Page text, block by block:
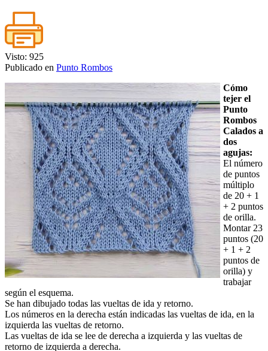
Visto: 925
Publicado en Punto Rombos
Cómo
tejer el
Punto
Rombos
Calados a
dos
agujas:
El número
de puntos
múltiplo
de 20 + 1
+ 2 puntos
de orilla.
Montar 23
puntos (20
+ 1 + 2
puntos de
orilla) y
trabajar
según el esquema.
Se han dibujado todas las vueltas de ida y retorno.
Los números en la derecha están indicadas las vueltas de ida, en la
izquierda las vueltas de retorno.
Las vueltas de ida se lee de derecha a izquierda y las vueltas de
retorno de izquierda a derecha.